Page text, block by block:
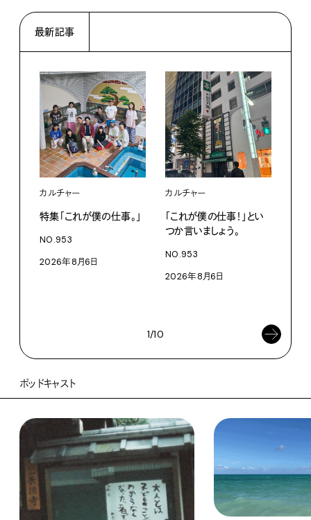
最新記事
カルチャー
特集「これが僕の仕事。」
NO.953
2026年8月6日
カルチャー
「これが僕の仕事！」とい
つか言いましょう。
NO.953
2026年8月6日
1/10
ポッドキャスト